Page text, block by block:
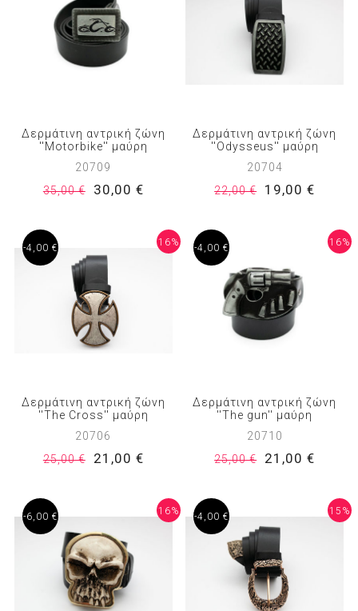
Δερμάτινη αντρική ζώνη
''Motorbike'' μαύρη
20709
35,00 €
30,00 €
Δερμάτινη αντρική ζώνη
''Odysseus'' μαύρη
20704
22,00 €
19,00 €
16%
-4,00 €
Δερμάτινη αντρική ζώνη
''The Cross'' μαύρη
20706
25,00 €
21,00 €
16%
-4,00 €
Δερμάτινη αντρική ζώνη
''The gun'' μαύρη
20710
25,00 €
21,00 €
16%
-6,00 € 15%
-4,00 €